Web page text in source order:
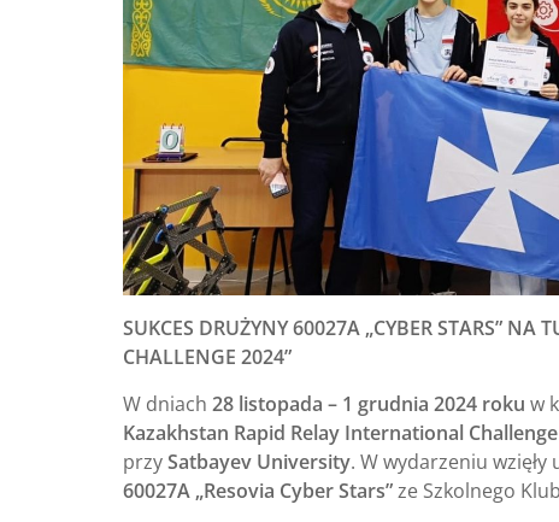
SUKCES DRUŻYNY 60027A „CYBER STARS”
CHALLENGE 2024”
W dniach 28 listopada – 1 grudnia 2024 roku w
Kazakhstan Rapid Relay International
przySatbayev University. W wydarzeniu
60027A „Resovia Cyber Stars”ze Szkolnego